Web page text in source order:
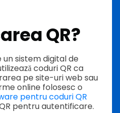
QR?
sistem digital de
coduri QR ca
pe site-uri web sau
online folosesc o
pentru coduri QR
pentru autentificare.